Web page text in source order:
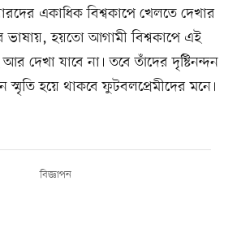
একাধিক বিশ্বকাপে খেলতে দেখার
ভাষায়, হয়তো আগামী বিশ্বকাপে এই
দেখা যাবে না। তবে তাঁদের দৃষ্টিনন্দন
হয়ে থাকবে ফুটবলপ্রেমীদের মনে।
বিজ্ঞাপন